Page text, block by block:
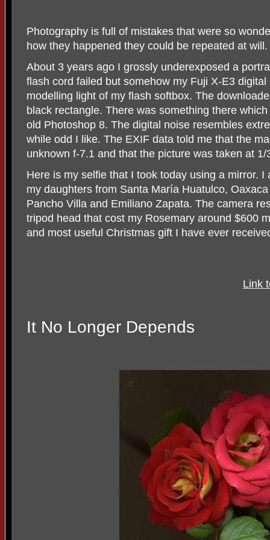
Photography is full of mistakes that were so
how they happened they could be repeated at will.
About 3 years ago I grossly underexposed a
flash cord failed but somehow my Fuji X-E3
modelling light of my flash softbox. The
black rectangle. There was something there
old Photoshop 8. The digital noise resembles
while odd I like. The EXIF data told me that the
unknown f-7.1 and that the picture was taken at
Here is my selfie that I took today using a mirror.
my daughters from Santa María Huatulco,
Pancho Villa and Emiliano Zapata. The camera
tripod head that cost my Rosemary around $600
and most useful Christmas gift I have ever
Link
It No Longer Depends